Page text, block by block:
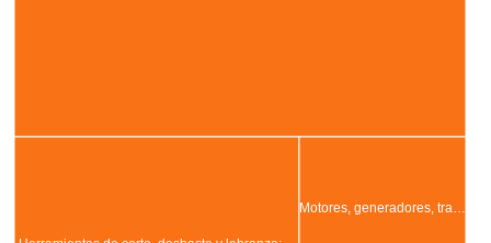
Motores, generadores, tra…